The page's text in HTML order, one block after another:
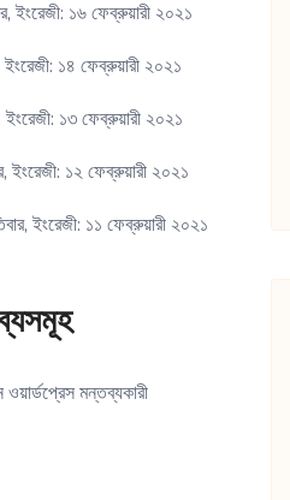
ইংরেজী: ১৬ ফেব্রুয়ারী ২০২১
ইংরেজী: ১৪ ফেব্রুয়ারী ২০২১
ইংরেজী: ১৩ ফেব্রুয়ারী ২০২১
ইংরেজী: ১২ ফেব্রুয়ারী ২০২১
ইংরেজী: ১১ ফেব্রুয়ারী ২০২১
মন্তব্যকারী